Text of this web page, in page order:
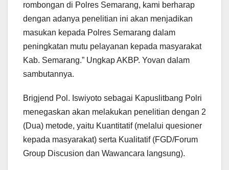
rombongan di Polres Semarang, kami berharap
dengan adanya penelitian ini akan menjadikan
masukan kepada Polres Semarang dalam
peningkatan mutu pelayanan kepada masyarakat
Kab. Semarang.” Ungkap AKBP. Yovan dalam
sambutannya.
Brigjend Pol. Iswiyoto sebagai Kapuslitbang Polri
menegaskan akan melakukan penelitian dengan 2
(Dua) metode, yaitu Kuantitatif (melalui quesioner
kepada masyarakat) serta Kualitatif (FGD/Forum
Group Discusion dan Wawancara langsung).